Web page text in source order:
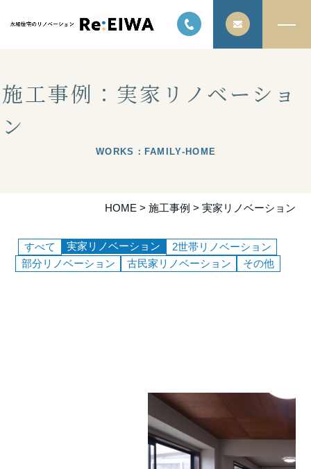
施工事例：実家リノベーショ
ン
WORKS：FAMILY-HOME
HOME > 施工事例 > 実家リノベーション
すべて 実家リノベーション
2世帯リノベーション
部分リノベーション
古民家リノベーション その他